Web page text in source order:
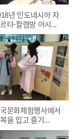
년 인도네시아 자
타-팔렘방 아시...
문화체험행사에서
을 입고 즐기...